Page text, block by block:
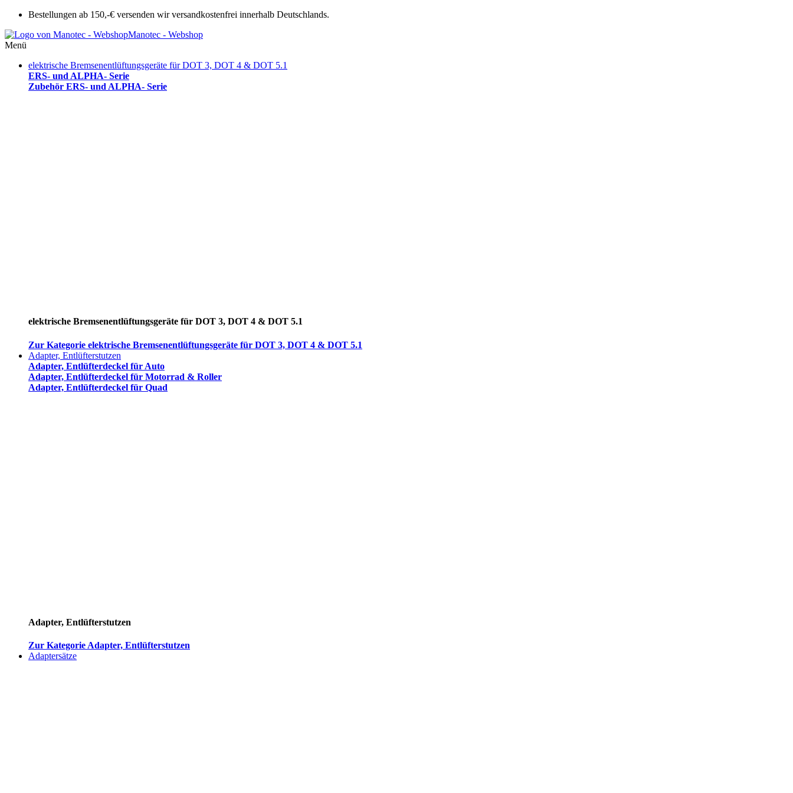
Bestellungen ab 150,-€ versenden wir versandkostenfrei innerhalb Deutschlands.
Manotec - Webshop
Menü
elektrische Bremsenentlüftungsgeräte für DOT 3, DOT 4 & DOT 5.1
ERS- und ALPHA- Serie
Zubehör ERS- und ALPHA- Serie
elektrische Bremsenentlüftungsgeräte für DOT 3, DOT 4 & DOT 5.1
Zur Kategorie elektrische Bremsenentlüftungsgeräte für DOT 3, DOT 4 & DOT 5.1
Adapter, Entlüfterstutzen
Adapter, Entlüfterdeckel für Auto
Adapter, Entlüfterdeckel für Motorrad & Roller
Adapter, Entlüfterdeckel für Quad
Adapter, Entlüfterstutzen
Zur Kategorie Adapter, Entlüfterstutzen
Adaptersätze